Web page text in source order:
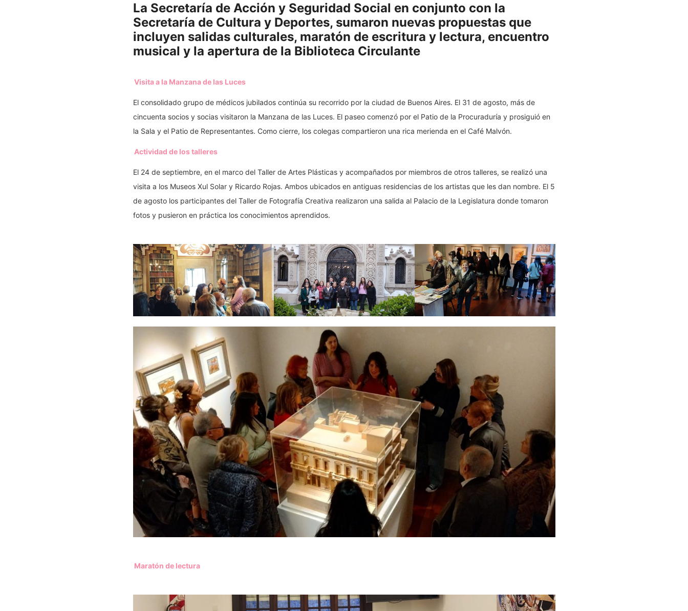
La Secretaría de Acción y Seguridad Social en conjunto con la
Secretaría de Cultura y Deportes, sumaron nuevas propuestas que
incluyen salidas culturales, maratón de escritura y lectura, encuentro
musical y la apertura de la Biblioteca Circulante
Visita a la Manzana de las Luces
El consolidado grupo de médicos jubilados continúa su recorrido por la ciudad de Buenos Aires. El 31 de agosto, más de
cincuenta socios y socias visitaron la Manzana de las Luces. El paseo comenzó por el Patio de la Procuraduría y prosiguió en
la Sala y el Patio de Representantes. Como cierre, los colegas compartieron una rica merienda en el Café Malvón.
Actividad de los talleres
El 24 de septiembre, en el marco del Taller de Artes Plásticas y acompañados por miembros de otros talleres, se realizó una
visita a los Museos Xul Solar y Ricardo Rojas. Ambos ubicados en antiguas residencias de los artistas que les dan nombre. El 5
de agosto los participantes del Taller de Fotografía Creativa realizaron una salida al Palacio de la Legislatura donde tomaron
fotos y pusieron en práctica los conocimientos aprendidos.
Maratón de lectura